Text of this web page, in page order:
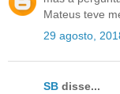
Mateus teve
29 agosto,
SB disse...